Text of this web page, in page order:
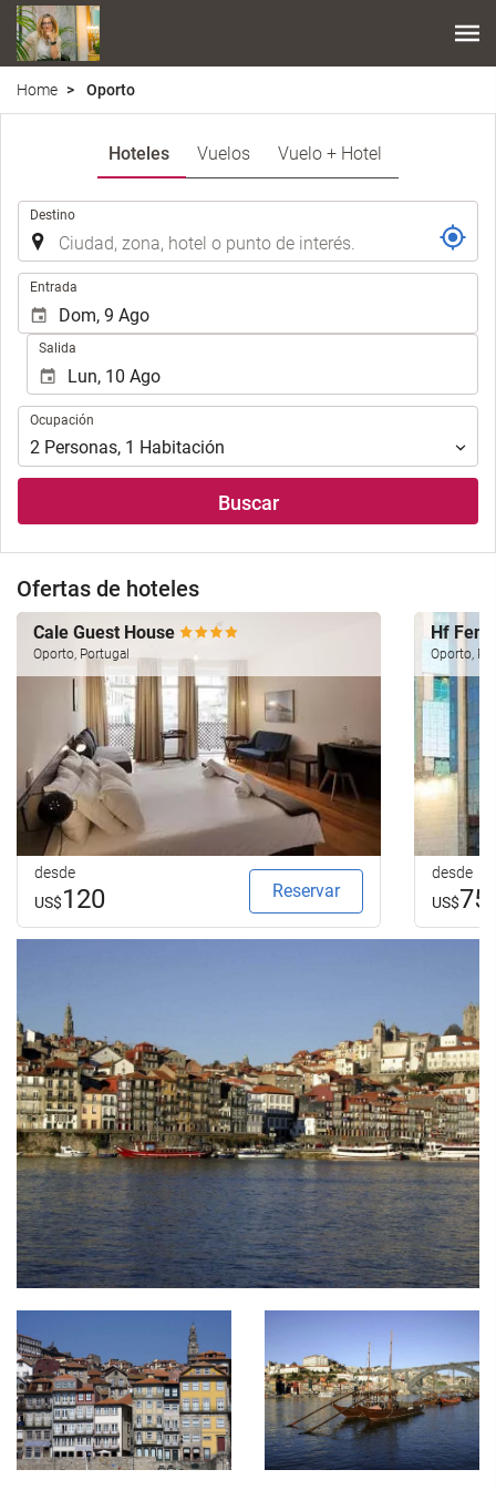
Home Oporto
Hoteles Vuelos Vuelo + Hotel
Destino
Entrada
Salida
Ocupación
Ocupación
2 Personas, 1 Habitación
Buscar
Ofertas de hoteles
Cale Guest House
Oporto, Portugal
desde
US$120 Reservar
Hf
Oporto,
desde
US$75